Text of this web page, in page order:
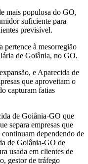
mais populosa do GO,
suficiente para
previsível.
à mesorregião
de Goiânia, no GO.
e Aparecida de
que aproveitam o
capturam fatias
de Goiânia-GO que
separa empresas que
dependendo de
de Goiânia-GO de
usada em clientes de
gestor de tráfego